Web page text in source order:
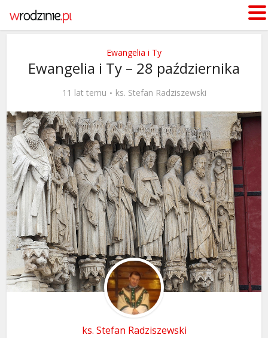
Ewangelia i Ty
Ewangelia i Ty – 28 października
11 lat temu ks. Stefan Radziszewski
ks. Stefan Radziszewski